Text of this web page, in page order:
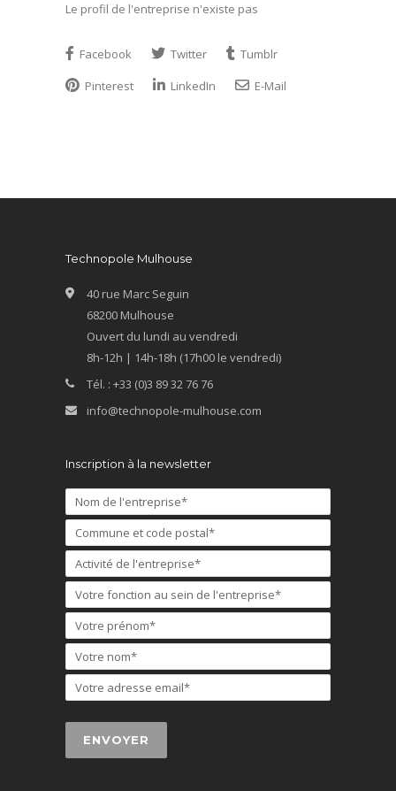
Le profil de l'entreprise n'existe pas
Facebook Twitter
Tumblr
Pinterest
LinkedIn E-Mail
Technopole Mulhouse
40 rue Marc Seguin
68200 Mulhouse
Ouvert du lundi au vendredi
8h-12h | 14h-18h (17h00 le vendredi)
Tél. : +33 (0)3 89 32 76 76
info@technopole-mulhouse.com
Inscription à la newsletter